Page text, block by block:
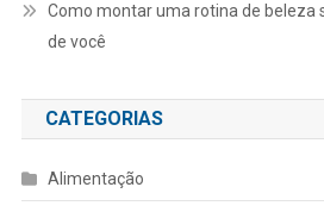
Como montar uma rotina de beleza
de você
CATEGORIAS
Alimentação